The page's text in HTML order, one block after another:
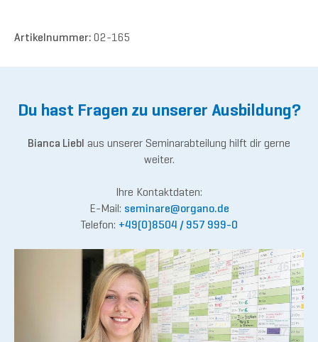
Artikelnummer: 02-165
Du hast Fragen zu unserer Ausbildung?
Bianca Liebl aus unserer Seminarabteilung hilft dir gerne
weiter.
Ihre Kontaktdaten:
E-Mail: seminare@organo.de
Telefon: +49(0)8504 / 957 999-0